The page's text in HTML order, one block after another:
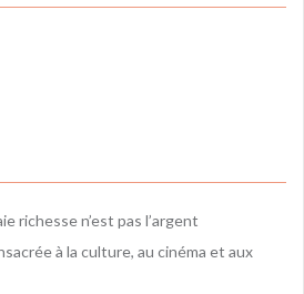
richesse n’est pas l’argent
à la culture, au cinéma et aux